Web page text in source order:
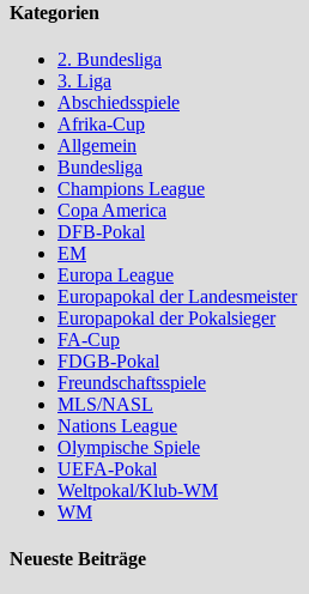
Kategorien
2. Bundesliga
3. Liga
Abschiedsspiele
Afrika-Cup
Allgemein
Bundesliga
Champions League
Copa America
DFB-Pokal
EM
Europa League
Europapokal der Landesmeister
Europapokal der Pokalsieger
FA-Cup
FDGB-Pokal
Freundschaftsspiele
MLS/NASL
Nations League
Olympische Spiele
UEFA-Pokal
Weltpokal/Klub-WM
WM
Neueste Beiträge